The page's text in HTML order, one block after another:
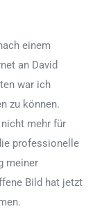
einem
an David
war ich
zu können.
mehr für
professionelle
meiner
Bild hat jetzt